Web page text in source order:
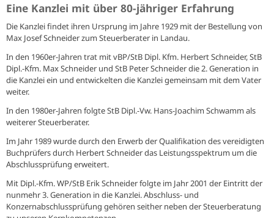
Eine Kanzlei mit über 80-jähriger Erfahrung
Die Kanzlei findet ihren Ursprung im Jahre 1929 mit der Bestellung von
Max Josef Schneider zum Steuerberater in Landau.
In den 1960er-Jahren trat mit vBP/StB Dipl. Kfm. Herbert Schneider, StB
Dipl.-Kfm. Max Schneider und StB Peter Schneider die 2. Generation in
die Kanzlei ein und entwickelten die Kanzlei gemeinsam mit dem Vater
weiter.
In den 1980er-Jahren folgte StB Dipl.-Vw. Hans-Joachim Schwamm als
weiterer Steuerberater.
Im Jahr 1989 wurde durch den Erwerb der Qualifikation des vereidigten
Buchprüfers durch Herbert Schneider das Leistungsspektrum um die
Abschlussprüfung erweitert.
Mit Dipl.-Kfm. WP/StB Erik Schneider folgte im Jahr 2001 der Eintritt der
nunmehr 3. Generation in die Kanzlei. Abschluss- und
Konzernabschlussprüfung gehören seither neben der Steuerberatung